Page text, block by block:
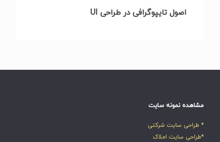
اصول تایپوگرافی در طراحی UI
مشاهده نمونه سایت
* طراحی سایت شرکتی
*طراحی سایت املاک